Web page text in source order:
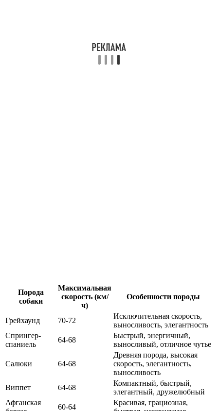
Порода
собаки
Максимальная
скорость (км/
ч)
Особенности породы
Грейхаунд 70-72
Исключительная скорость,
выносливость, элегантность
Спрингер-
спаниель
64-68
Быстрый, энергичный,
выносливый, отличное чутье
Салюки 64-68
Древняя порода, высокая
скорость, элегантность,
выносливость
Виппет
64-68
Компактный, быстрый,
элегантный, дружелюбный
Афганская
60-64
Красивая, грациозная,